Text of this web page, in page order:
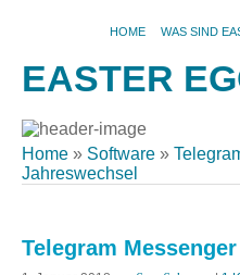
HOME WAS SIND
EASTER
Home » Software »
Jahreswechsel
Telegram